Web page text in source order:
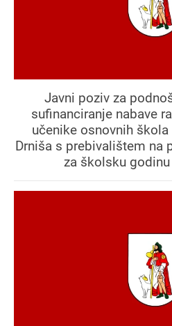
Javni poziv za
sufinanciranje nabave
učenike osnovnih
Drniša s prebivalištem na
za školsku